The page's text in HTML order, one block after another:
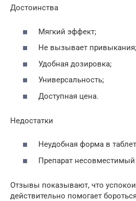
Достоинства
Мягкий эффект;
Не вызывает привыкания;
Удобная дозировка;
Универсальность;
Доступная цена.
Недостатки
Неудобная форма в
Препарат
Отзывы показывают, что
действительно помогает